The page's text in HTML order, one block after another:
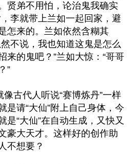
贤弟不用怕，论治鬼我确实
李就带上兰如一起回家，避
怎来的。兰如依然含糊其
不说，我也知道这鬼是怎么
来的鬼吧？”兰如大惊：“哥哥
”
像古代人听说“赛博炼丹”一样
是请“大仙”附上自己身体，今
是“大仙”在自动生成，又快又
豪大天才。这样好的创作助
不想要？